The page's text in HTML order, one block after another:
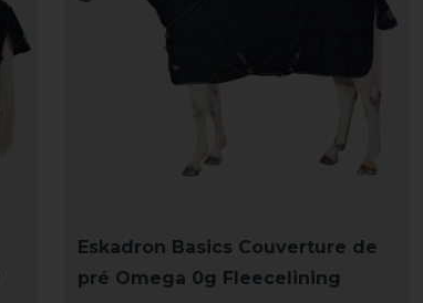
Eskadron Basics Couverture de
pré Omega 0g Fleecelining